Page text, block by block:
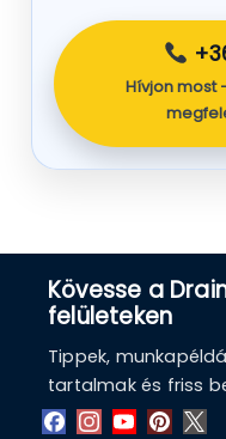
Hívjon most
Kövesse a
felületeken
Tippek,
tartalmak és friss